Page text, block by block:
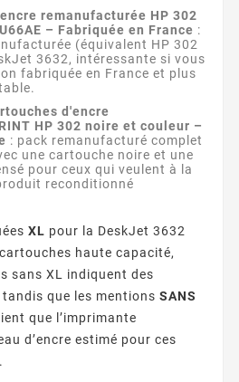
remanufacturée HP 302
– Fabriquée en France :
(équivalent HP 302
3632, intéressante si vous
fabriquée en France et plus
d'encre
HP 302 noire et couleur –
: pack remanufacturé complet
une cartouche noire et une
pour ceux qui veulent à la
reconditionné
XL pour la DeskJet 3632
haute capacité,
sans XL indiquent des
que les mentions SANS
que l’imprimante
d’encre estimé pour ces